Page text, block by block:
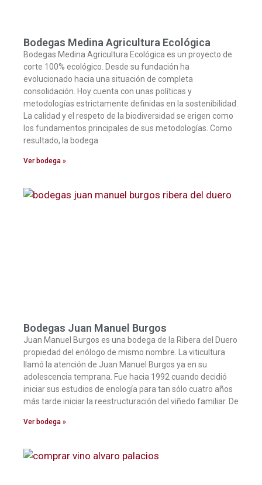
Bodegas Medina Agricultura Ecológica
Bodegas Medina Agricultura Ecológica es un proyecto de
corte 100% ecológico. Desde su fundación ha
evolucionado hacia una situación de completa
consolidación. Hoy cuenta con unas políticas y
metodologías estrictamente definidas en la sostenibilidad.
La calidad y el respeto de la biodiversidad se erigen como
los fundamentos principales de sus metodologías. Como
resultado, la bodega
Ver bodega »
Bodegas Juan Manuel Burgos
Juan Manuel Burgos es una bodega de la Ribera del Duero
propiedad del enólogo de mismo nombre. La viticultura
llamó la atención de Juan Manuel Burgos ya en su
adolescencia temprana. Fue hacia 1992 cuando decidió
iniciar sus estudios de enología para tan sólo cuatro años
más tarde iniciar la reestructuración del viñedo familiar. De
Ver bodega »